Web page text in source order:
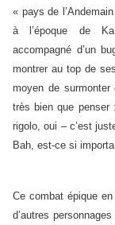
« pays de
à l’époque de
accompagné d’un
montrer au top de
moyen de
très bien que penser
rigolo, oui – c’est
Bah, est-ce si
Ce combat épique
d’autres